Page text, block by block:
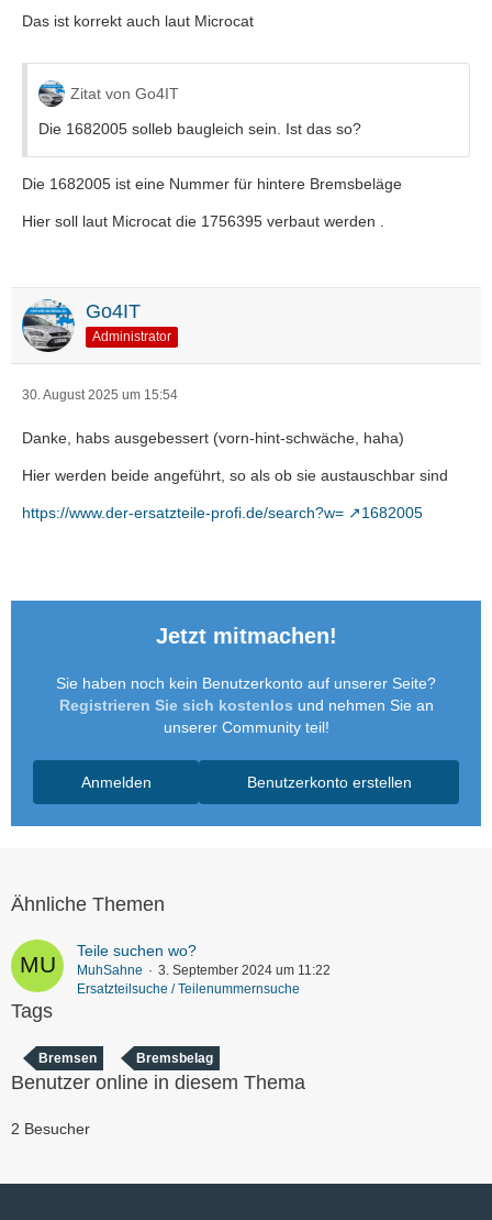
Das ist korrekt auch laut Microcat
Zitat von Go4IT
Die 1682005 solleb baugleich sein. Ist das so?
Die 1682005 ist eine Nummer für hintere Bremsbeläge
Hier soll laut Microcat die 1756395 verbaut werden .
Go4IT
Administrator
30. August 2025 um 15:54
Danke, habs ausgebessert (vorn-hint-schwäche, haha)
Hier werden beide angeführt, so als ob sie austauschbar sind
https://www.der-ersatzteile-profi.de/search?w= 1682005
Jetzt mitmachen!
Sie haben noch kein Benutzerkonto auf unserer Seite?
Registrieren Sie sich kostenlos und nehmen Sie an
unserer Community teil!
Benutzerkonto erstellen
Anmelden
Ähnliche Themen
Teile suchen wo?
MuhSahne
3. September 2024 um 11:22
Ersatzteilsuche / Teilenummernsuche
Tags
Bremsen Bremsbelag
Benutzer online in diesem Thema
2 Besucher